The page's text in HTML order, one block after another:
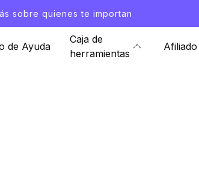
sobre quienes te importan
de Ayuda
Caja de
herramientas
Afiliado